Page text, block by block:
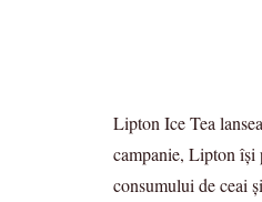
Lipton Ice Tea
campanie, Lipton își
consumului de ceai